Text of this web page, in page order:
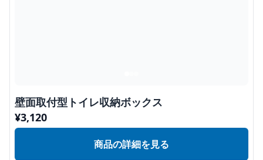
壁面取付型トイレ収納ボックス
¥3,120
商品の詳細を見る